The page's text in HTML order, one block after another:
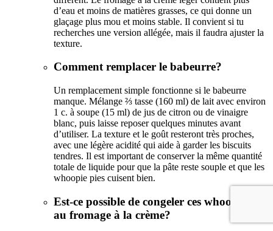
d’eau et moins de matières grasses, ce qui donne un
glaçage plus mou et moins stable. Il convient si tu
recherches une version allégée, mais il faudra ajuster la
texture.
Comment remplacer le babeurre?
Un remplacement simple fonctionne si le babeurre
manque. Mélange ⅔ tasse (160 ml) de lait avec environ
1 c. à soupe (15 ml) de jus de citron ou de vinaigre
blanc, puis laisse reposer quelques minutes avant
d’utiliser. La texture et le goût resteront très proches,
avec une légère acidité qui aide à garder les biscuits
tendres. Il est important de conserver la même quantité
totale de liquide pour que la pâte reste souple et que les
whoopie pies cuisent bien.
Est-ce possible de congeler ces whoopie pies
au fromage à la crème?